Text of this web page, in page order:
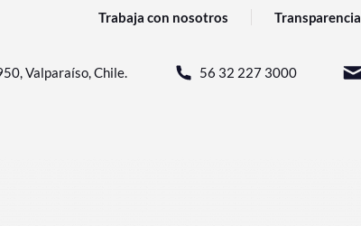
Trabaja con nosotros Transparencia
Valparaíso, Chile. 56 32 227 3000